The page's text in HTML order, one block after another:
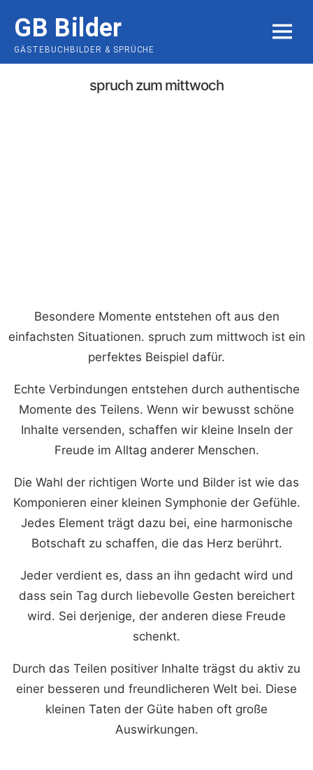
content
GB Bilder
GÄSTEBUCHBILDER & SPRÜCHE
MENU
spruch zum mittwoch
Besondere Momente entstehen oft aus den
einfachsten Situationen. spruch zum mittwoch ist ein
perfektes Beispiel dafür.
Echte Verbindungen entstehen durch authentische
Momente des Teilens. Wenn wir bewusst schöne
Inhalte versenden, schaffen wir kleine Inseln der
Freude im Alltag anderer Menschen.
Die Wahl der richtigen Worte und Bilder ist wie das
Komponieren einer kleinen Symphonie der Gefühle.
Jedes Element trägt dazu bei, eine harmonische
Botschaft zu schaffen, die das Herz berührt.
Jeder verdient es, dass an ihn gedacht wird und
dass sein Tag durch liebevolle Gesten bereichert
wird. Sei derjenige, der anderen diese Freude
schenkt.
Durch das Teilen positiver Inhalte trägst du aktiv zu
einer besseren und freundlicheren Welt bei. Diese
kleinen Taten der Güte haben oft große
Auswirkungen.